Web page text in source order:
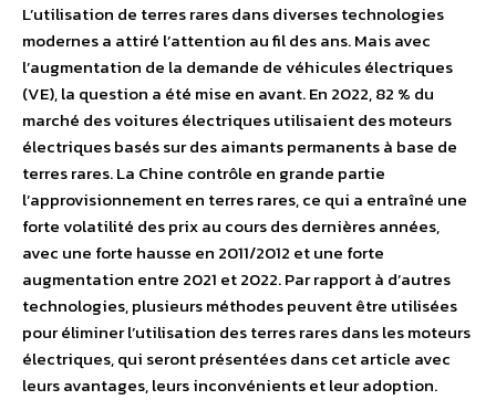
L’utilisation de terres rares dans diverses technologies
modernes a attiré l’attention au fil des ans. Mais avec
l’augmentation de la demande de véhicules électriques
(VE), la question a été mise en avant. En 2022, 82 % du
marché des voitures électriques utilisaient des moteurs
électriques basés sur des aimants permanents à base de
terres rares. La Chine contrôle en grande partie
l’approvisionnement en terres rares, ce qui a entraîné une
forte volatilité des prix au cours des dernières années,
avec une forte hausse en 2011/2012 et une forte
augmentation entre 2021 et 2022. Par rapport à d’autres
technologies, plusieurs méthodes peuvent être utilisées
pour éliminer l’utilisation des terres rares dans les moteurs
électriques, qui seront présentées dans cet article avec
leurs avantages, leurs inconvénients et leur adoption.